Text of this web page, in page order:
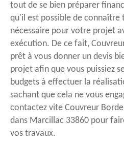
tout de se bien préparer
qu'il est possible de
nécessaire pour votre projet
exécution. De ce fait,
prêt à vous donner un devis
projet afin que vous puissiez
budgets à effectuer la
sachant que cela ne vous
contactez vite Couvreur
dans Marcillac 33860 pour
vos travaux.